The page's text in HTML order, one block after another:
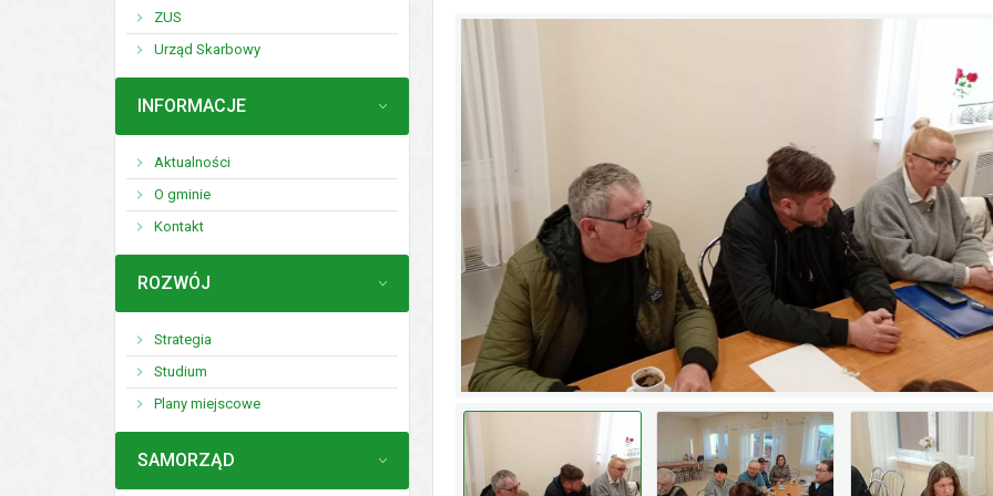
ZUS
Urząd Skarbowy
MENU
INFORMACJE
Aktualności
O gminie
Kontakt
MENU
ROZWÓJ
Strategia
Studium
Plany miejscowe
MENU
SAMORZĄD